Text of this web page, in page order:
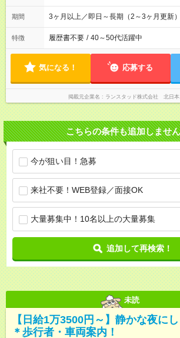
期間 3ヶ月以上／即日～長期（2～3ヶ月更新）
特徴 履歴書不要 / 40～50代活躍中
気になる！ 応募する
掲載元企業名 ランスタッド株式会社 北日本
こちらの条件も追加しませ
今が狙い目！急募
来社不要！WEB登録／面接OK
大量募集中！10名以上の大量募集
追加して再検索！
未読
【日給1万3500円～】静かな夜に
＊歩行者・車両案内！